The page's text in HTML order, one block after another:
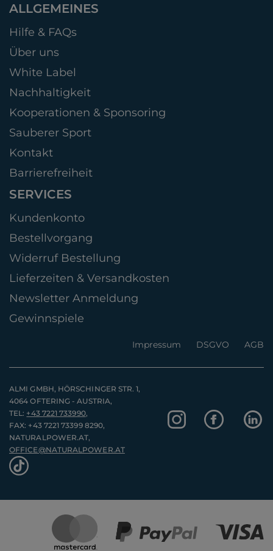
ALLGEMEINES
Hilfe & FAQs
Über uns
White Label
Nachhaltigkeit
Kooperationen & Sponsoring
Sauberer Sport
Kontakt
Barrierefreiheit
SERVICES
Kundenkonto
Bestellvorgang
Widerruf Bestellung
Lieferzeiten & Versandkosten
Newsletter Anmeldung
Gewinnspiele
Impressum DSGVO AGB
ALMI GMBH, HÖRSCHINGER STR. 1,
4064 OFTERING - AUSTRIA,
TEL: +43 7221 733990,
FAX: +43 7221 73399 8290,
NATURALPOWER.AT,
OFFICE@NATURALPOWER.AT